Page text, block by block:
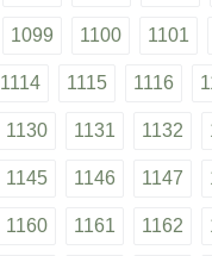
1099 1100 1101
1114 1115 1116
1130 1131 1132
1145 1146 1147
1160 1161 1162